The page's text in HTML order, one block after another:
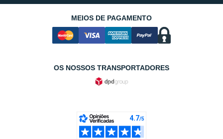
MEIOS DE PAGAMENTO
OS NOSSOS TRANSPORTADORES